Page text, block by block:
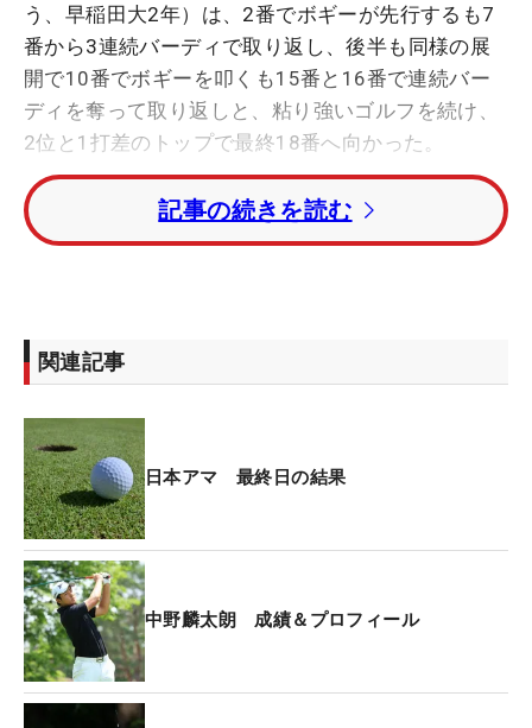
う、早稲田大2年）は、2番でボギーが先行するも7
番から3連続バーディで取り返し、後半も同様の展
開で10番でボギーを叩くも15番と16番で連続バー
ディを奪って取り返しと、粘り強いゴルフを続け、
2位と1打差のトップで最終18番へ向かった。
「バーディを獲って勝つ」という強い気持ちを持っ
て望んだ中野。「（ティショットで）3番アイアン
るのかなと思い」ドライバーを握った。しかし、こ
の選択が裏目に出て痛恨のボギーを叩き、クラブハ
年）とトータル15アンダーで並んでプレーオフへと
突入したのだった。
「アテストの時に、ドライバー握らなきゃよかった
ってすごく思ってましたが、こんなメンタルだった
らプレーオフ1ホールで絶対負けてしまう」と、気
持ちを入れ直した中野。「プレーオフを2回経験し
ていて、全部最初で負けているので印象がよくな
い」と、プレーオフとの相性の悪さも自覚済みだ。
記事の続きを読む
関連記事
日本アマ 最終日の結果
中野麟太朗 成績＆プロフィール